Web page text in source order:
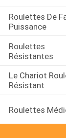
Roulettes De
Puissance
Roulettes
Résistantes
Le Chariot
Résistant
Roulettes